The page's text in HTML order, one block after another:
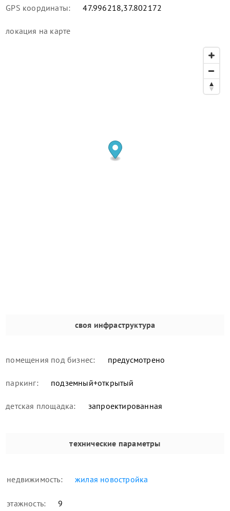
GPS координаты: 47.996218,37.802172
локация на карте
своя инфраструктура
помещения под бизнес: предусмотрено
паркинг: подземный+открытый
детская площадка: запроектированная
технические параметры
недвижимость: жилая новостройка
этажность: 9